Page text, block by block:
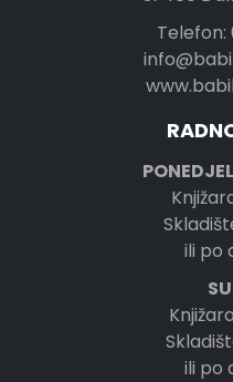
Telefon:
ili po
ili po